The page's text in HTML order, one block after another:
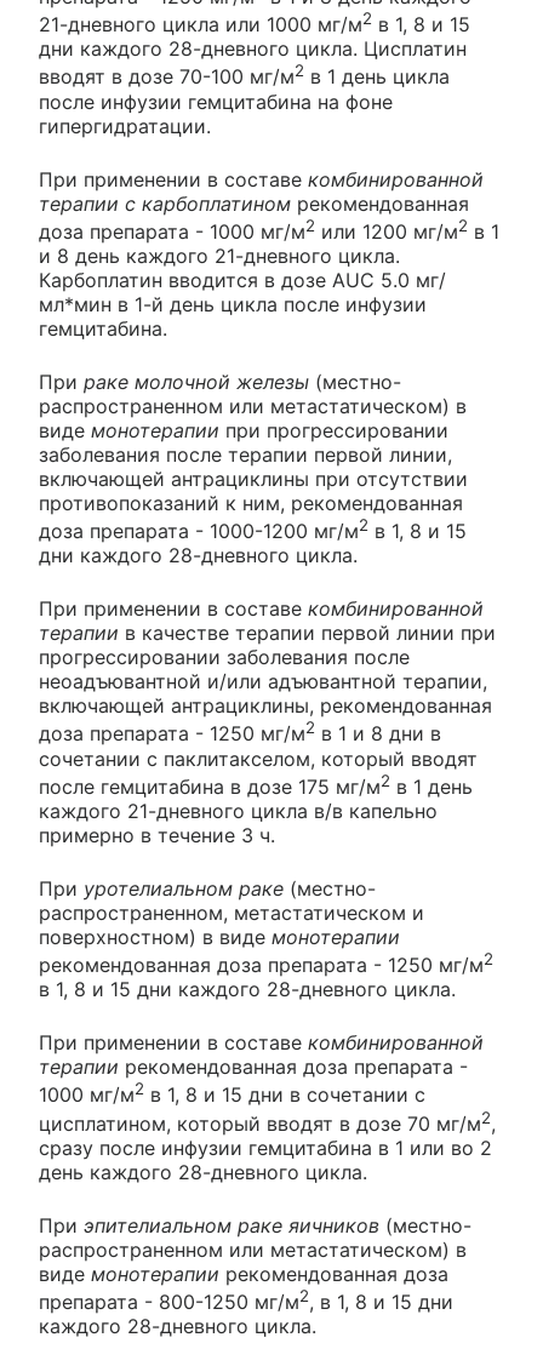
21-дневного цикла или 1000 мг/м2 в 1, 8 и 15
дни каждого 28-дневного цикла. Цисплатин
вводят в дозе 70-100 мг/м2 в 1 день цикла
после инфузии гемцитабина на фоне
гипергидратации.
При применении в составе комбинированной
терапии с карбоплатином рекомендованная
доза препарата - 1000 мг/м2 или 1200 мг/м2 в 1
и 8 день каждого 21-дневного цикла.
Карбоплатин вводится в дозе AUC 5.0 мг/
мл*мин в 1-й день цикла после инфузии
гемцитабина.
При раке молочной железы (местно-
распространенном или метастатическом) в
виде монотерапии при прогрессировании
заболевания после терапии первой линии,
включающей антрациклины при отсутствии
противопоказаний к ним, рекомендованная
доза препарата - 1000-1200 мг/м2 в 1, 8 и 15
дни каждого 28-дневного цикла.
При применении в составе комбинированной
терапии в качестве терапии первой линии при
прогрессировании заболевания после
неоадъювантной и/или адъювантной терапии,
включающей антрациклины, рекомендованная
доза препарата - 1250 мг/м2 в 1 и 8 дни в
сочетании с паклитакселом, который вводят
после гемцитабина в дозе 175 мг/м2 в 1 день
каждого 21-дневного цикла в/в капельно
примерно в течение 3 ч.
При уротелиальном раке (местно-
распространенном, метастатическом и
поверхностном) в виде монотерапии
рекомендованная доза препарата - 1250 мг/м2
в 1, 8 и 15 дни каждого 28-дневного цикла.
При применении в составе комбинированной
терапии рекомендованная доза препарата -
1000 мг/м2 в 1, 8 и 15 дни в сочетании с
цисплатином, который вводят в дозе 70 мг/м2,
сразу после инфузии гемцитабина в 1 или во 2
день каждого 28-дневного цикла.
При эпителиальном раке яичников (местно-
распространенном или метастатическом) в
виде монотерапии рекомендованная доза
препарата - 800-1250 мг/м2, в 1, 8 и 15 дни
каждого 28-дневного цикла.